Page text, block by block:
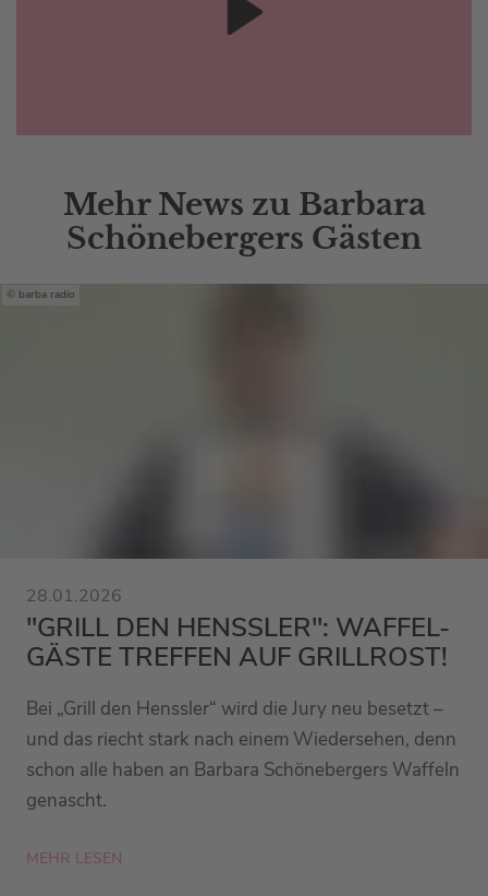
Mehr News zu Barbara
Schönebergers Gästen
barba radio
28.01.2026
"GRILL DEN HENSSLER": WAFFEL-
GÄSTE TREFFEN AUF GRILLROST!
Bei „Grill den Henssler“ wird die Jury neu besetzt –
und das riecht stark nach einem Wiedersehen, denn
schon alle haben an Barbara Schönebergers Waffeln
genascht.
MEHR LESEN